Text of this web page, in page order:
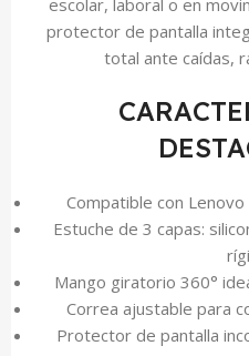
escolar, laboral o en
protector de pantalla
total ante caídas,
Compatible con
Estuche de 3 capas:
Mango giratorio 360°
Correa ajustable para
Protector de pantalla